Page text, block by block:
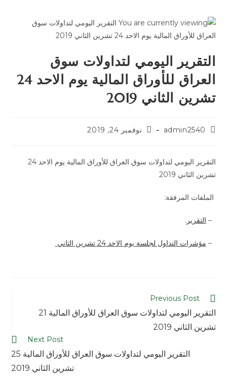
التقرير اليومي لتداولات سوق
العراق للأوراق المالية يوم الاحد 24
تشرين الثاني 2019
admin2540 نوفمبر 24, 2019
التقرير اليومي لتداولات سوق العراق للأوراق المالية يوم الاحد 24
تشرين الثاني 2019
الملفات المرفقة:
– التقرير .
– مؤشرات التداول لجلسة يوم الاحد 24 تشرين الثاني
Previous Post
التقرير اليومي لتداولات سوق العراق للأوراق المالية 21
تشرين الثاني 2019
Next Post
التقرير اليومي لتداولات سوق العراق للأوراق المالية 25
تشرين الثاني 2019